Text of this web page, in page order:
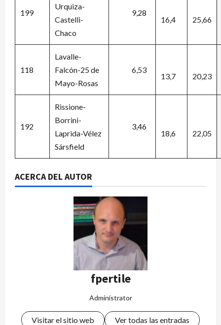
199
Urquiza-
Castelli-
Chaco
9,28
16,4 25,66
118
Lavalle-
Falcón-25 de
Mayo-Rosas
6,53
13,7 20,23
192
Rissione-
Borrini-
Laprida-Vélez
Sársfield
3,46
18,6 22,05
ACERCA DEL AUTOR
fpertile
Administrator
Visitar el sitio web Ver todas las entradas